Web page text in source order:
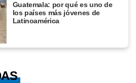
Guatemala: por qué es uno de
los países más jóvenes de
Latinoamérica